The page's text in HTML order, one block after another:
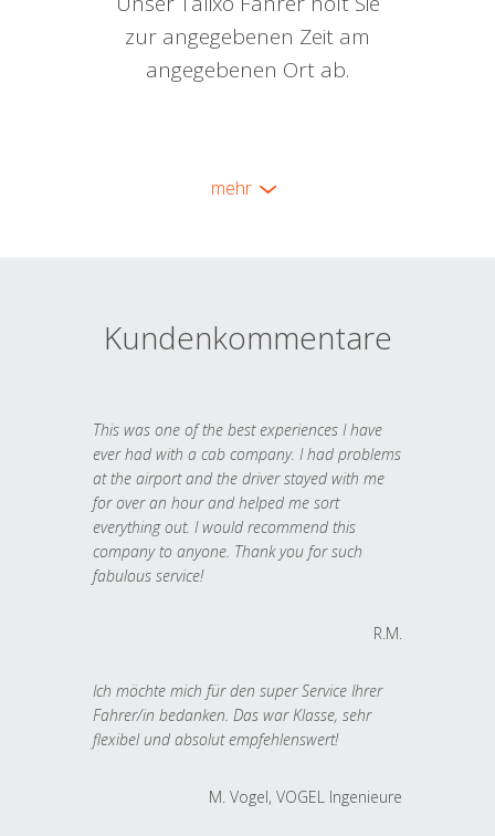
zur angegebenen Zeit am
angegebenen Ort ab.
mehr
Kundenkommentare
This was one of the best experiences I have
ever had with a cab company. I had problems
at the airport and the driver stayed with me
for over an hour and helped me sort
everything out. I would recommend this
company to anyone. Thank you for such
fabulous service!
R.M.
Ich möchte mich für den super Service Ihrer
Fahrer/in bedanken. Das war Klasse, sehr
flexibel und absolut empfehlenswert!
M. Vogel, VOGEL Ingenieure